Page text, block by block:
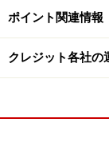
また、JALカー
ります。JAL
できましたが
期間に限り、
人気の、東京
ポイント関連情報
クレジット各社の